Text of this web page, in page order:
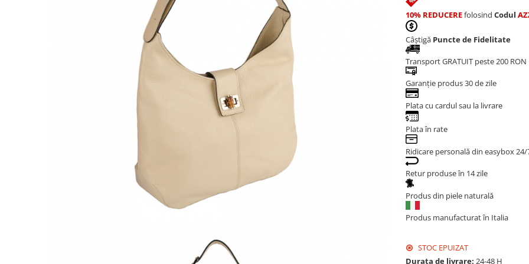
10% REDUCEREfolosind Codul
Câștigă Puncte de Fidelitate
Transport GRATUIT peste 200 RON
Garanție produs 30 de zile
Plata cu cardul sau la livrare
Plata în rate
Ridicare personală din easybox 24/
Retur produse în 14 zile
Produs din piele naturală
Produs manufacturat în Italia
STOC EPUIZAT
Durata de livrare: 24-48 H